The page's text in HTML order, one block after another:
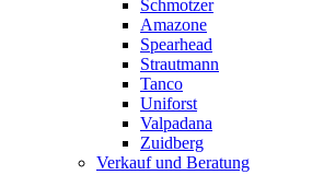
Schmotzer
Amazone
Spearhead
Strautmann
Tanco
Uniforst
Valpadana
Zuidberg
Verkauf und Beratung